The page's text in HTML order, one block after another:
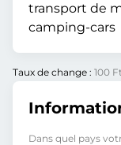
transport de
camping-cars
Taux de change : 100
Dans quel pays